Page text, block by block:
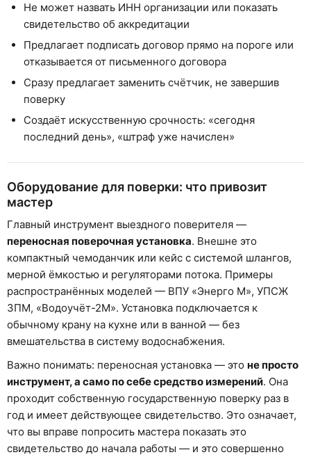
Не может назвать ИНН организации или показать
свидетельство об аккредитации
Предлагает подписать договор прямо на пороге или
отказывается от письменного договора
Сразу предлагает заменить счётчик, не завершив
поверку
Создаёт искусственную срочность: «сегодня
последний день», «штраф уже начислен»
Оборудование для поверки: что привозит
мастер
Главный инструмент выездного поверителя —
переносная поверочная установка. Внешне это
компактный чемоданчик или кейс с системой шлангов,
мерной ёмкостью и регуляторами потока. Примеры
распространённых моделей — ВПУ «Энерго М», УПСЖ
3ПМ, «Водоучёт-2М». Установка подключается к
обычному крану на кухне или в ванной — без
вмешательства в систему водоснабжения.
Важно понимать: переносная установка — это не просто
инструмент, а само по себе средство измерений. Она
проходит собственную государственную поверку раз в
год и имеет действующее свидетельство. Это означает,
что вы вправе попросить мастера показать это
свидетельство до начала работы — и это совершенно